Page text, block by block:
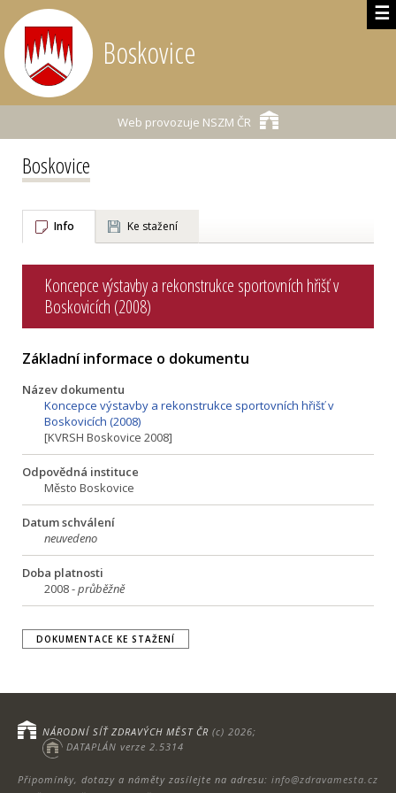
☰
Boskovice
Web provozuje NSZM ČR
Boskovice
Info Ke stažení
Koncepce výstavby a rekonstrukce sportovních hřišť v
Boskovicích (2008)
Základní informace o dokumentu
Název dokumentu
Koncepce výstavby a rekonstrukce sportovních hřišť v
Boskovicích (2008)
[KVRSH Boskovice 2008]
Odpovědná instituce
Město Boskovice
Datum schválení
neuvedeno
Doba platnosti
2008 -průběžně
DOKUMENTACE KE STAŽENÍ
Připomínky, dotazy a náměty zasílejte na adresu: info@zdravamesta.cz
NÁRODNÍ SÍŤ ZDRAVÝCH MĚST ČR (c) 2026;
DATAPLÁN verze 2.5314